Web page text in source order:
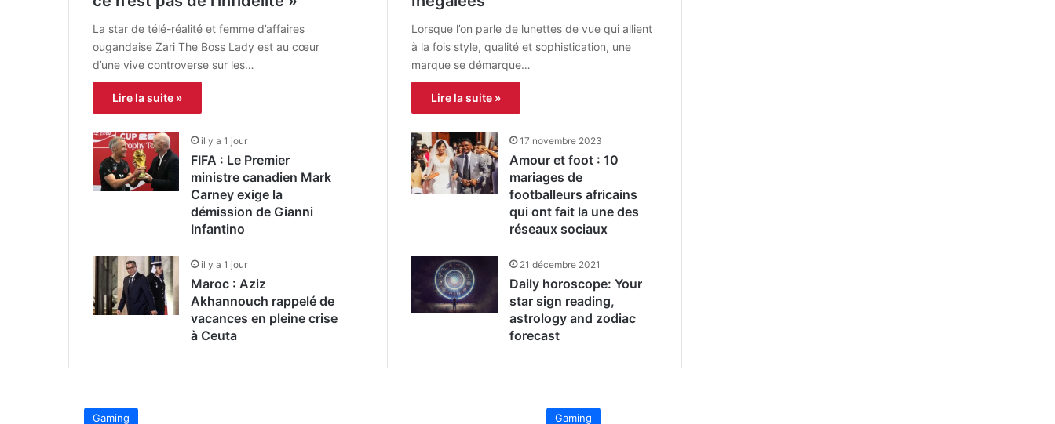
La star de télé-réalité et femme d’affaires
ougandaise Zari The Boss Lady est au cœur
d’une vive controverse sur les…
Lire la suite »
il y a 1 jour
FIFA : Le Premier
ministre canadien Mark
Carney exige la
démission de Gianni
Infantino
il y a 1 jour
Maroc : Aziz
Akhannouch rappelé de
vacances en pleine crise
à Ceuta
Lorsque l’on parle de lunettes de vue qui allient
à la fois style, qualité et sophistication, une
marque se démarque…
Lire la suite »
17 novembre 2023
Amour et foot : 10
mariages de
footballeurs africains
qui ont fait la une des
réseaux sociaux
21 décembre 2021
Daily horoscope: Your
star sign reading,
astrology and zodiac
forecast
Gaming Gaming